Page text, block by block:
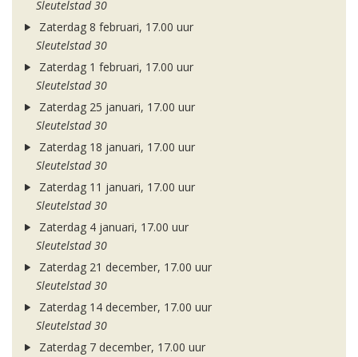
Sleutelstad 30
Zaterdag 8 februari, 17.00 uur
Sleutelstad 30
Zaterdag 1 februari, 17.00 uur
Sleutelstad 30
Zaterdag 25 januari, 17.00 uur
Sleutelstad 30
Zaterdag 18 januari, 17.00 uur
Sleutelstad 30
Zaterdag 11 januari, 17.00 uur
Sleutelstad 30
Zaterdag 4 januari, 17.00 uur
Sleutelstad 30
Zaterdag 21 december, 17.00 uur
Sleutelstad 30
Zaterdag 14 december, 17.00 uur
Sleutelstad 30
Zaterdag 7 december, 17.00 uur